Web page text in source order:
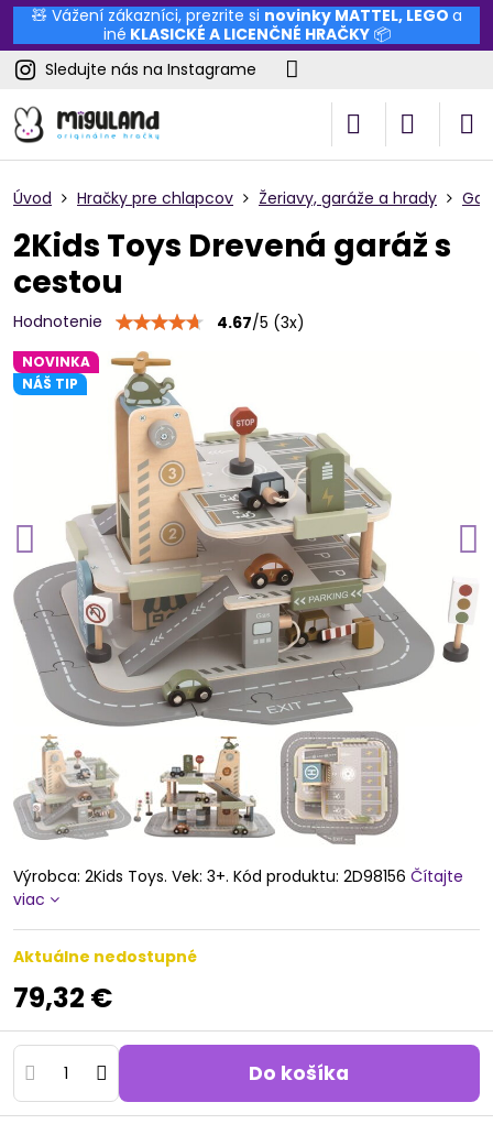
🧸 Vážení zákazníci, prezrite si novinky MATTEL, LEGO a
iné KLASICKÉ A LICENČNÉ HRAČKY📦
Sledujte nás na Instagrame
NOVINKA
NÁŠ TIP
Úvod Hračky pre chlapcov Žeriavy, garáže a hrady
2Kids Toys Drevená garáž s
cestou
Hodnotenie 4.67/5 (3x)
Výrobca: 2Kids Toys. Vek: 3+. Kód produktu: 2D98156 Čítajte
viac
Aktuálne nedostupné
79,32 €
Do košíka